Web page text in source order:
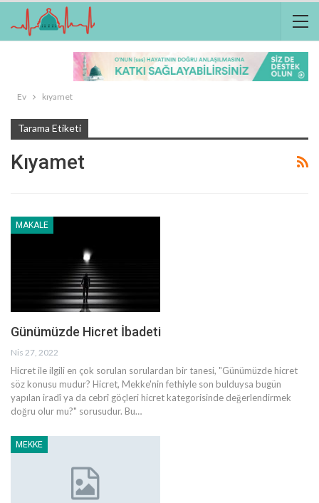
Ev kıyamet
Tarama Etiketi
Kıyamet
MAKALE
Günümüzde Hicret İbadeti
Nis 27, 2022
Hicret ile ilgili en çok sorulan sorulardan bir tanesi, "Günümüzde hicret
söz konusu mudur? Hicret, Mekke'nin fethiyle son bulduysa bugün
yapılan iradî ya da cebrî göçleri hicret kategorisinde değerlendirmek
doğru olur mu?" sorusudur. Bu…
MEKKE